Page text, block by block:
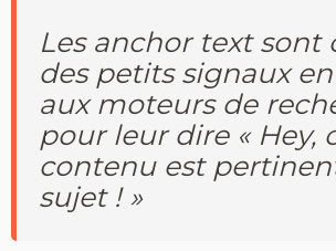
Les anchor text sont
des petits signaux
aux moteurs de
pour leur dire « Hey,
contenu est
sujet ! »